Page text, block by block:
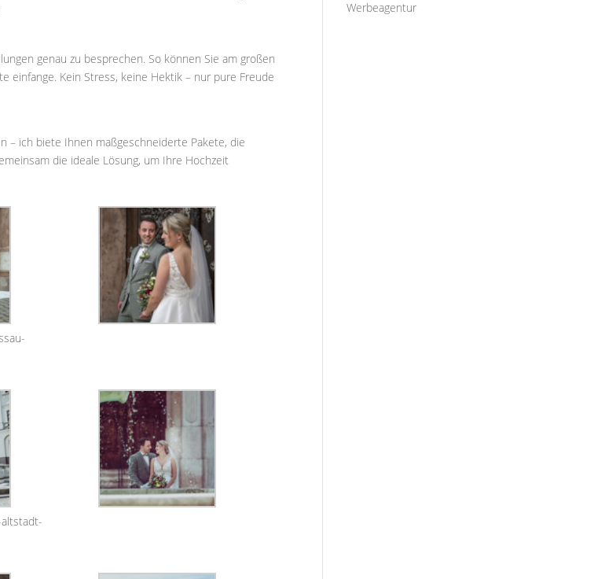
genau zu besprechen. So können Sie am großen
einfange. Kein Stress, keine Hektik – nur pure Freude
– ich biete Ihnen maßgeschneiderte Pakete, die
die ideale Lösung, um Ihre Hochzeit
Werbeagentur